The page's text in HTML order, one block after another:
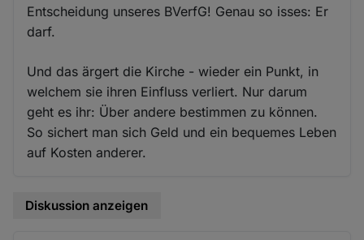
Entscheidung unseres BVerfG! Genau so isses: Er
darf.
Und das ärgert die Kirche - wieder ein Punkt, in
welchem sie ihren Einfluss verliert. Nur darum
geht es ihr: Über andere bestimmen zu können.
So sichert man sich Geld und ein bequemes Leben
auf Kosten anderer.
Diskussion anzeigen